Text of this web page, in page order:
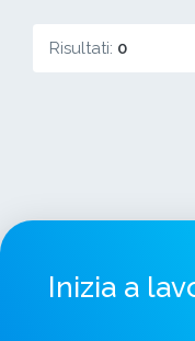
Risultati: 0
Inizia a